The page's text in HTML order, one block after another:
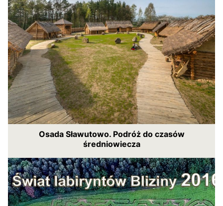
Osada Sławutowo. Podróż do czasów
średniowiecza